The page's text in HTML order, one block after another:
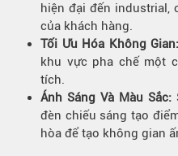
hiện đại đến industrial,
của khách hàng.
Tối Ưu Hóa Không Gian:
khu vực pha chế một
tích.
Ánh Sáng Và Màu Sắc:
đèn chiếu sáng tạo
hòa để tạo không gian